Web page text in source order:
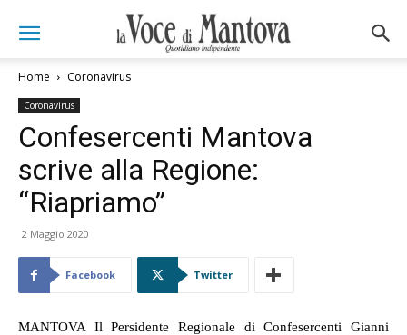
Home Coronavirus
Coronavirus
Confesercenti Mantova
scrive alla Regione:
“Riapriamo”
2 Maggio 2020
Facebook Twitter
MANTOVA Il Persidente Regionale di Confesercenti Gianni